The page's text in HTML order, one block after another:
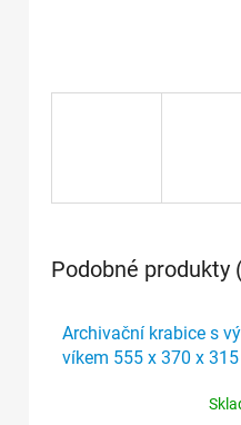
Podobné produkty
Archivační krabice s
víkem 555 x 370 x